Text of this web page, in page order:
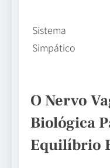
Sistema
Simpático
O Nervo
Biológica
Equilíbrio